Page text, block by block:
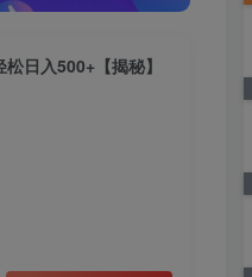
日入500+【揭秘】